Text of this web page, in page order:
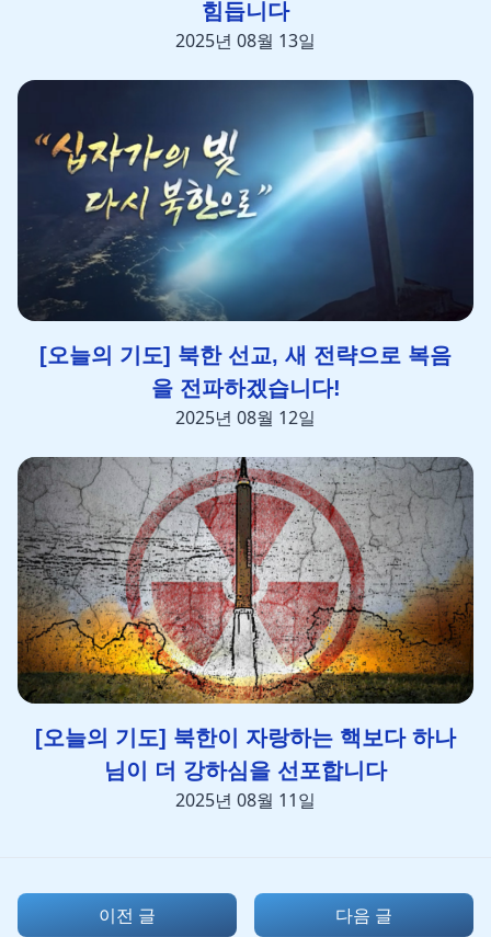
힘듭니다
2025년 08월 13일
[오늘의 기도] 북한 선교, 새 전략으로 복음
을 전파하겠습니다!
2025년 08월 12일
[오늘의 기도] 북한이 자랑하는 핵보다 하나
님이 더 강하심을 선포합니다
2025년 08월 11일
이전 글 다음 글